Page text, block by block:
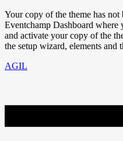
Your copy of the theme has not
Eventchamp Dashboard where
and activate your copy of the
the setup wizard, elements and
AGIL